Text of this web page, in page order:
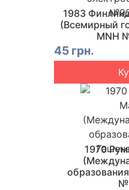
1983
(Всемирный
MNH
45 грн.
1970